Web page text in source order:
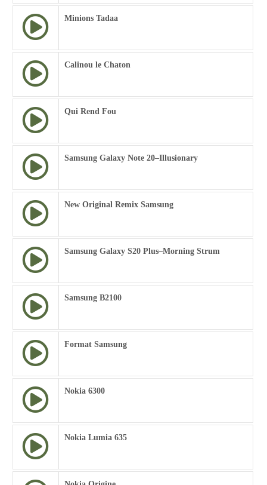
Minions Tadaa
Calinou le Chaton
Qui Rend Fou
Samsung Galaxy Note 20–Illusionary
New Original Remix Samsung
Samsung Galaxy S20 Plus–Morning Strum
Samsung B2100
Format Samsung
Nokia 6300
Nokia Lumia 635